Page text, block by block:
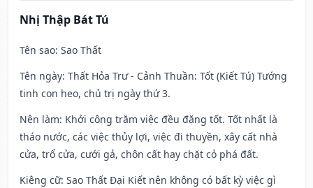
Nhị Thập Bát Tú
Tên sao: Sao Thất
Tên ngày: Thất Hỏa Trư - Cảnh Thuần: Tốt (Kiết Tú) Tướng
tinh con heo, chủ trị ngày thứ 3.
Nên làm: Khởi công trăm việc đều đặng tốt. Tốt nhất là
tháo nước, các việc thủy lợi, việc đi thuyền, xây cất nhà
cửa, trổ cửa, cưới gả, chôn cất hay chặt cỏ phá đất.
Kiêng cữ: Sao Thất Đại Kiết nên không có bất kỳ việc gì